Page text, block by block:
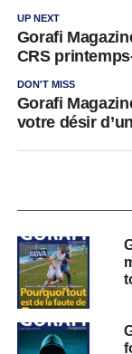
UP NEXT
Gorafi
CRS
DON'T MISS
Gorafi
votre désir